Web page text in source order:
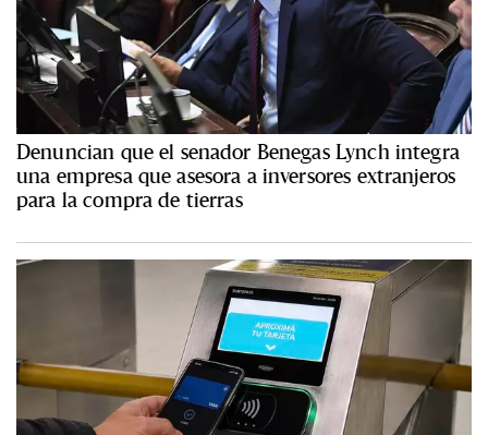
Denuncian que el senador Benegas Lynch integra
una empresa que asesora a inversores extranjeros
para la compra de tierras